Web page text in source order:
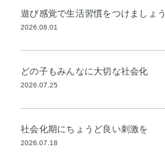
遊び感覚で生活習慣をつけましょう
2026.08.01
どの子もみんなに大切な社会化
2026.07.25
社会化期にちょうど良い刺激を
2026.07.18